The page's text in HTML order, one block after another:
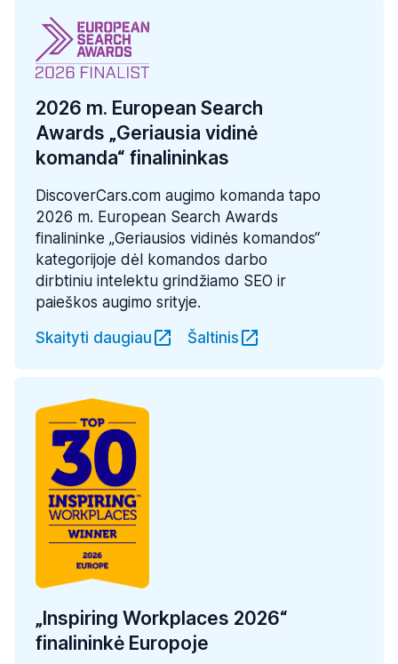
2026 m. European Search
Awards „Geriausia vidinė
komanda“ finalininkas
DiscoverCars.com augimo komanda tapo
2026 m. European Search Awards
finalininke „Geriausios vidinės komandos“
kategorijoje dėl komandos darbo
dirbtiniu intelektu grindžiamo SEO ir
paieškos augimo srityje.
Skaityti daugiau
Šaltinis
„Inspiring Workplaces 2026“
finalininkė Europoje